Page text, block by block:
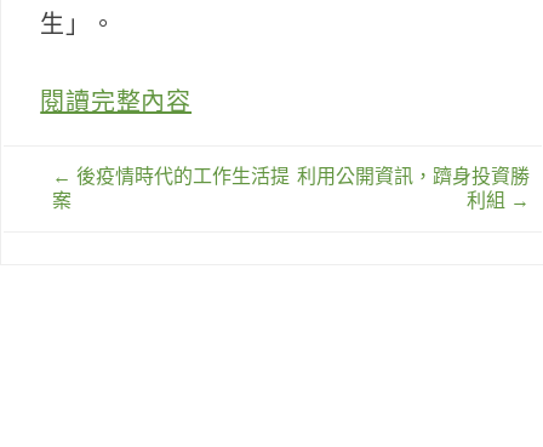
生」。
閱讀完整內容
文
章
← 後疫情時代的工作生活提
案
利用公開資訊，躋身投資勝
利組 →